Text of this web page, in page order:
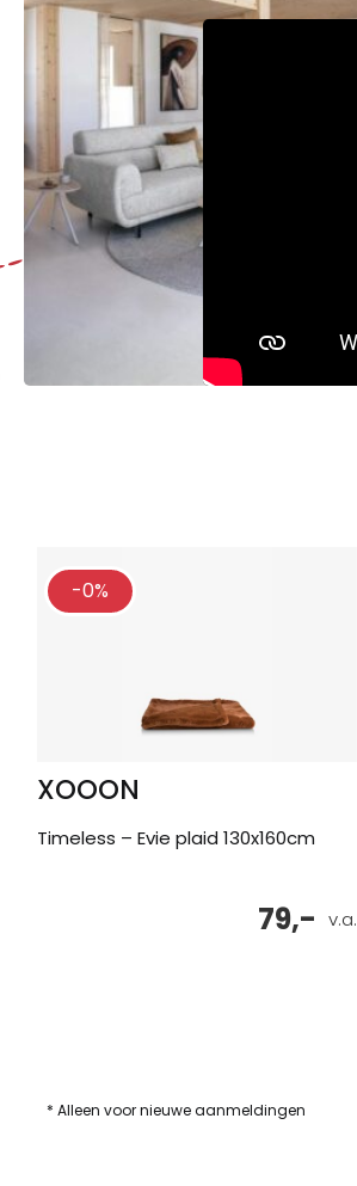
Klantenbeoordeling
-0%
XOOON
Timeless – Evie plaid 130x160cm
v.a.
79,-
* Alleen voor nieuwe aanmeldingen